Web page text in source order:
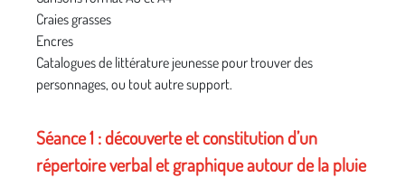
Craies grasses
Encres
Catalogues de littérature jeunesse pour trouver des
personnages, ou tout autre support.
Séance 1 : découverte et constitution d’un
répertoire verbal et graphique autour de la pluie